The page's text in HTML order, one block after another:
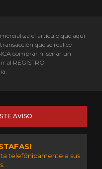
el artículo que aquí
que se realice
comprar ni señar un
al REGISTRO
AVISO
telefónicamente a sus